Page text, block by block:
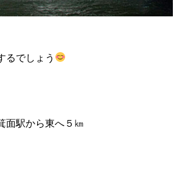
るでしょう
面駅から東へ５㎞